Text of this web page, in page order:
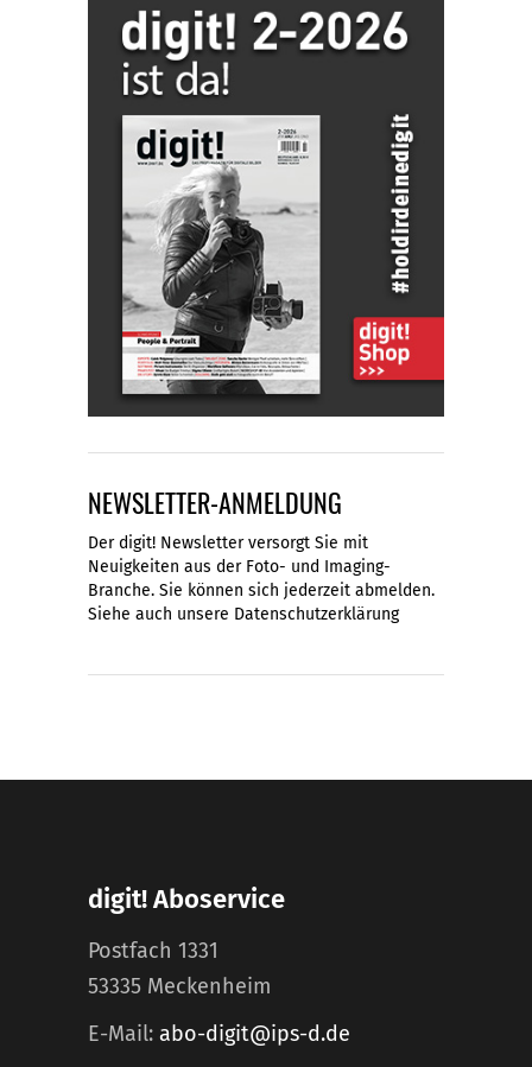
NEWSLETTER-ANMELDUNG
Der digit! Newsletter versorgt Sie mit
Neuigkeiten aus der Foto- und Imaging-
Branche. Sie können sich jederzeit abmelden.
Siehe auch unsere Datenschutzerklärung
digit! Aboservice
Postfach 1331
53335 Meckenheim
E-Mail: abo-digit@ips-d.de